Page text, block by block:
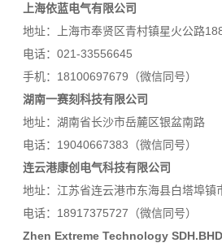
上海依蓝电气有限公司
地址：上海市奉贤区青村镇星火公路
电话：021-33556645
手机：18100697679 （微信同号）
湖南一赛刻科技有限公司
地址：湖南省长沙市岳麓区银盆南路
电话：19040667383（微信同号）
连云港康创电气科技有限公司
地址：江苏省连云港市东海县白塔埠镇
电话：18917375727 （微信同号）
Zhen Extreme Technology SDH.BHD.